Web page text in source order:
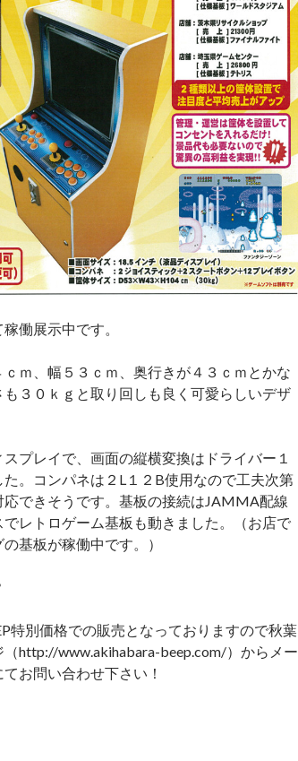
働展示中です。
ｍ、幅５３ｃｍ、奥行きが４３ｃｍとかな
も３０ｋｇと取り回しも良く可愛らしいデザ
プレイで、画面の縦横変換はドライバー１
。コンパネは２L１２B使用なので工夫次第
応できそうです。基板の接続はJAMMA配線
レトロゲーム基板も動きました。（お店で
基板が稼働中です。）
特別価格での販売となっておりますので秋葉
（http://www.akihabara-beep.com/）からメー
お問い合わせ下さい！